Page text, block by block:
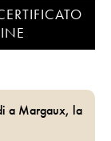
a Margaux, la